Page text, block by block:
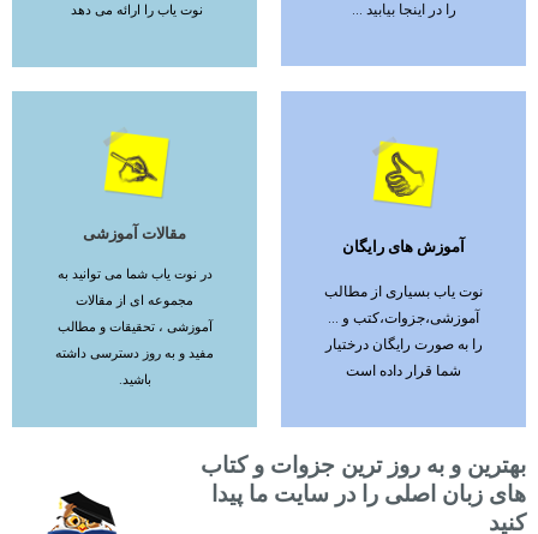
را در اینجا بیابید ...
نوت یاب را ارائه می دهد
آموزش های رایگان
نوت یاب بسیاری از مطالب
آموزشی،جزوات،کتب و ...
را به صورت رایگان درختیار
شما قرار داده است
ادامه مطلب
مقالات آموزشی
در نوت یاب شما می توانید به
مجموعه ای از مقالات
آموزشی ، تحقیقات و مطالب
مفید و به روز دسترسی داشته
باشید.
بهترین و به روز ترین جزوات و کتاب
های زبان اصلی را در سایت ما پیدا
کنید